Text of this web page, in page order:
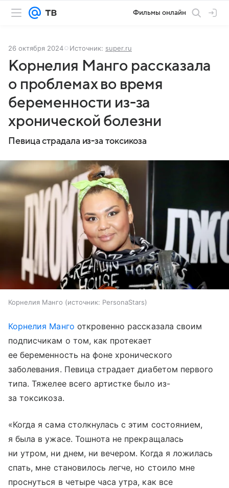
Фильмы онлайн
26 октября 2024 Источник: super.ru
Корнелия Манго рассказала
о проблемах во время
беременности из-за
хронической болезни
Певица страдала из-за токсикоза
Корнелия Манго источник: PersonaStars
Корнелия Манго откровенно рассказала своим
подписчикам о том, как протекает
ее беременность на фоне хронического
заболевания. Певица страдает диабетом первого
типа. Тяжелее всего артистке было из-
за токсикоза.
«Когда я сама столкнулась с этим состоянием,
я была в ужасе. Тошнота не прекращалась
ни утром, ни днем, ни вечером. Когда я ложилась
спать, мне становилось легче, но стоило мне
проснуться в четыре часа утра, как все